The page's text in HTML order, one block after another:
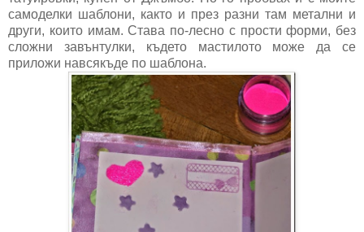
самоделки шаблони, както и през разни там метални и
други, които имам. Става по-лесно с прости форми, без
сложни завънтулки, където мастилото може да се
приложи навсякъде по шаблона.